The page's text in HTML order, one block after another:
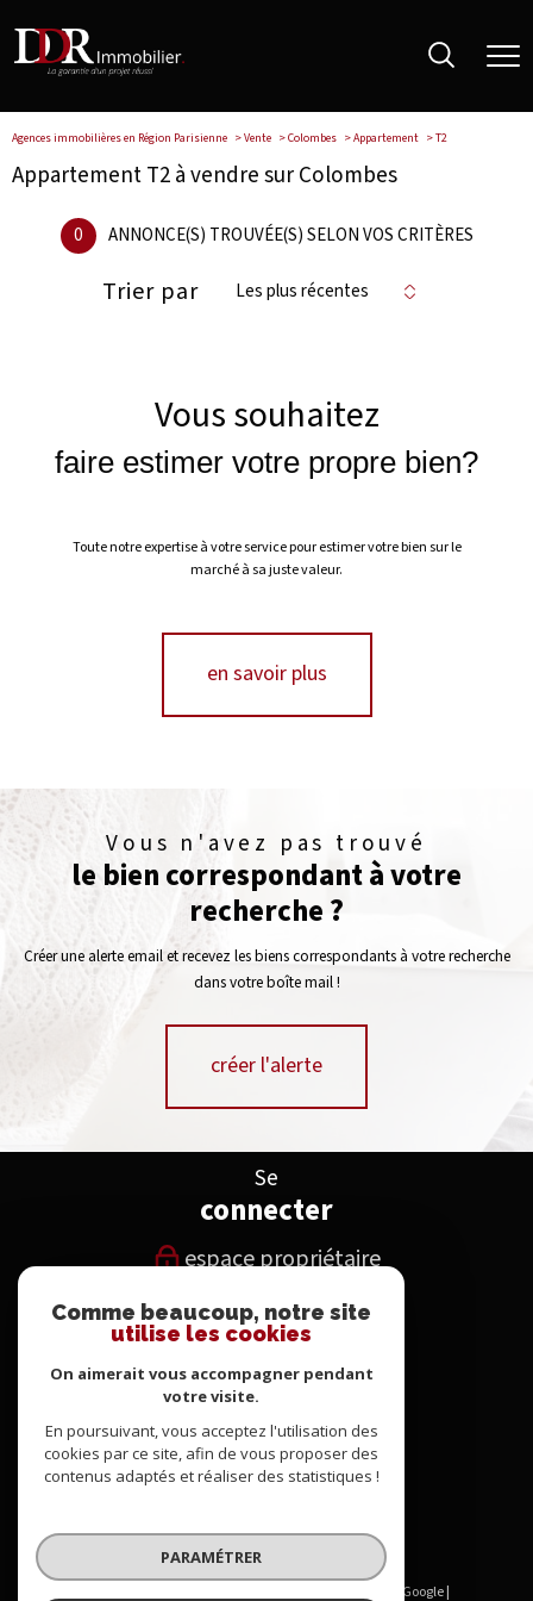
Agences immobilières en Région Parisienne Vente Colombes Appartement T2
Appartement T2 à vendre sur Colombes
0 ANNONCE(S) TROUVÉE(S) SELON VOS CRITÈRES
Trier par Les plus récentes
Vous souhaitez
faire estimer votre propre bien?
Toute notre expertise à votre service pour estimer votre bien sur le
marché à sa juste valeur.
en savoir plus
Vous n'avez pas trouvé
le bien correspondant à votre
recherche ?
Créer une alerte email et recevez les biens correspondants à votre recherche
dans votre boîte mail !
créer l'alerte
Se
connecter
espace propriétaire
Nous
suivre
Nous
adhérons
© 2026 | Tous droits réservés | Traduction powered by Google |
Comme beaucoup, notre site
utilise les cookies
On aimerait vous accompagner pendant
votre visite.
En poursuivant, vous acceptez l'utilisation des
cookies par ce site, afin de vous proposer des
contenus adaptés et réaliser des statistiques !
PARAMÉTRER